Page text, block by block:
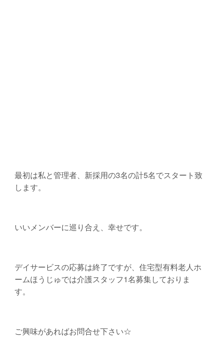
最初は私と管理者、新採用の3名の計5名でスタート致
します。
いいメンバーに巡り合え、幸せです。
デイサービスの応募は終了ですが、住宅型有料老人ホ
ームほうじゅでは介護スタッフ1名募集しておりま
す。
ご興味があればお問合せ下さい☆